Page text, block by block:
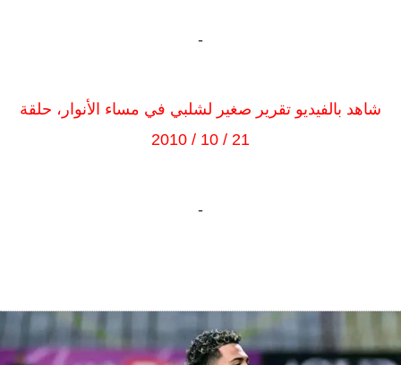
-
شاهد بالفيديو تقرير صغير لشلبي في مساء الأنوار، حلقة
21 / 10 / 2010
-